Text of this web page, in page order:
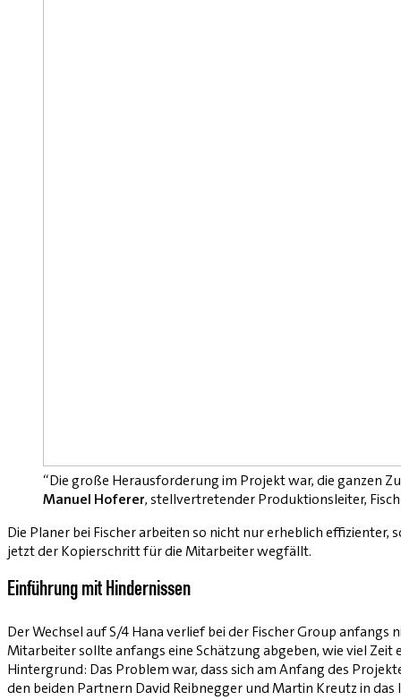
“Die große Herausforderung im Projekt war, die ganzen
Manuel Hoferer, stellvertretender Produktionsleiter,
Die Planer bei Fischer arbeiten so nicht nur erheblich
jetzt der Kopierschritt für die Mitarbeiter wegfällt.
Einführung mit Hindernissen
Der Wechsel auf S/4 Hana verlief bei der Fischer Group
Mitarbeiter sollte anfangs eine Schätzung abgeben, wie viel Zeit
Hintergrund: Das Problem war, dass sich am Anfang des
den beiden Partnern David Reibnegger und Martin Kreutz in